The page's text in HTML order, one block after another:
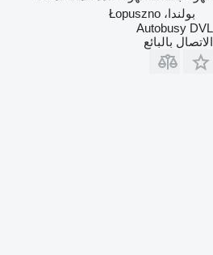
بولندا، Łopuszno
Autobusy DVL
الاتصال بالبائع